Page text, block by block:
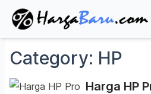
Category: HP
Harga HP